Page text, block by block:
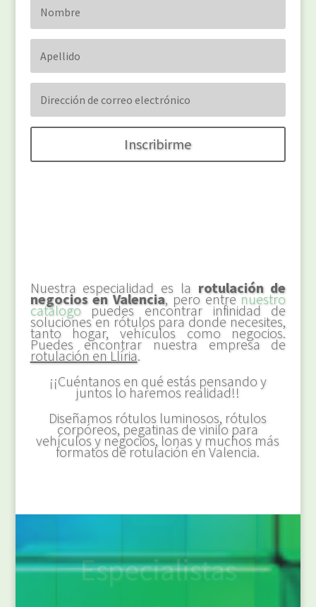
Inscribirme
Nuestra especialidad es la rotulación de
negocios en Valencia, pero entrenuestro
catálogopuedes encontrar infinidad de
soluciones en rótulos para donde necesites,
tanto hogar, vehículos como negocios.
Puedes encontrar nuestra empresa de
rotulación en Llíria.
¡¡Cuéntanos en qué estás pensando y
juntos lo haremos realidad!!
Diseñamos rótulos luminosos, rótulos
corpóreos, pegatinas de vinilo para
vehículos y negocios, lonas y muchos más
formatos de rotulación en Valencia.
Rotulación